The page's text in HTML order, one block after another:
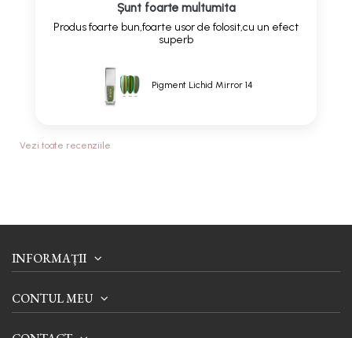
Șunt foarte multumita
Produs foarte bun,foarte usor de folosit,cu un efect
superb
Pigment Lichid Mirror 14
Vezi toate recenziile
INFORMAȚII
CONTUL MEU